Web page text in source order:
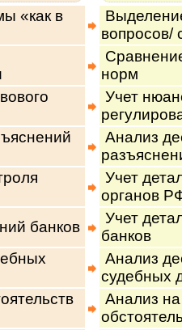
«как в
вопросов/
норм
Учет
Анализ
Учет
органов
банков
Учет
банков
Анализ
судебных
Анализ